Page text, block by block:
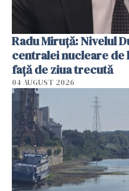
Radu Miruţă: Nivelul
centralei nucleare de
faţă de ziua trecută
04 AUGUST 2026